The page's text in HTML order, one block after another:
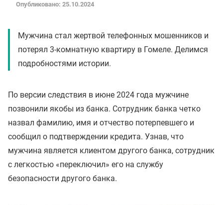
Опубликовано: 25.10.2024
Мужчина стал жертвой телефонных мошенников и
потерял 3-комнатную квартиру в Гомеле. Делимся
подробностями истории.
По версии следствия в июне 2024 года мужчине
позвонили якобы из банка. Сотрудник банка четко
назвал фамилию, имя и отчество потерпевшего и
сообщил о подтверждении кредита. Узнав, что
мужчина является клиентом другого банка, сотрудник
с легкостью «переключил» его на службу
безопасности другого банка.